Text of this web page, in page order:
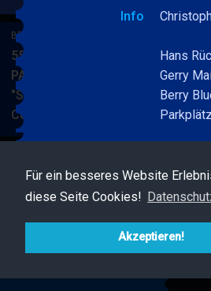
Für ein besseres Website
diese Seite Cookies!
Akzeptieren!
BLUE
BAND
BERRY BLUE & BAND
55. JAZZ Matinee in den
PARKSIDE STUDIOS
"Songs von Nat King
Cole"
BAND
BERRY BLUE & FRIENDS
Live Jazz im MAMPF
&
Info
Hans
Gerry
Berry
Zurück